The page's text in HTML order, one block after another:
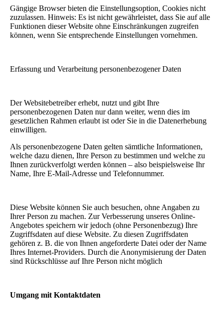
Gängige Browser bieten die Einstellungsoption, Cookies nicht
zuzulassen. Hinweis: Es ist nicht gewährleistet, dass Sie auf alle
Funktionen dieser Website ohne Einschränkungen zugreifen
können, wenn Sie entsprechende Einstellungen vornehmen.
Erfassung und Verarbeitung personenbezogener Daten
Der Websitebetreiber erhebt, nutzt und gibt Ihre
personenbezogenen Daten nur dann weiter, wenn dies im
gesetzlichen Rahmen erlaubt ist oder Sie in die Datenerhebung
einwilligen.
Als personenbezogene Daten gelten sämtliche Informationen,
welche dazu dienen, Ihre Person zu bestimmen und welche zu
Ihnen zurückverfolgt werden können – also beispielsweise Ihr
Name, Ihre E-Mail-Adresse und Telefonnummer.
Diese Website können Sie auch besuchen, ohne Angaben zu
Ihrer Person zu machen. Zur Verbesserung unseres Online-
Angebotes speichern wir jedoch (ohne Personenbezug) Ihre
Zugriffsdaten auf diese Website. Zu diesen Zugriffsdaten
gehören z. B. die von Ihnen angeforderte Datei oder der Name
Ihres Internet-Providers. Durch die Anonymisierung der Daten
sind Rückschlüsse auf Ihre Person nicht möglich
Umgang mit Kontaktdaten